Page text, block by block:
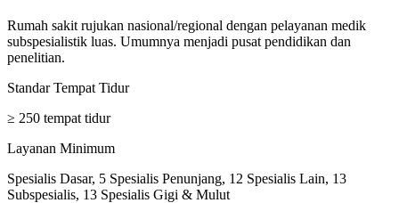
Rumah sakit rujukan nasional/regional dengan pelayanan medik
subspesialistik luas. Umumnya menjadi pusat pendidikan dan
penelitian.
Standar Tempat Tidur
≥ 250 tempat tidur
Layanan Minimum
Spesialis Dasar, 5 Spesialis Penunjang, 12 Spesialis Lain, 13
Subspesialis, 13 Spesialis Gigi & Mulut